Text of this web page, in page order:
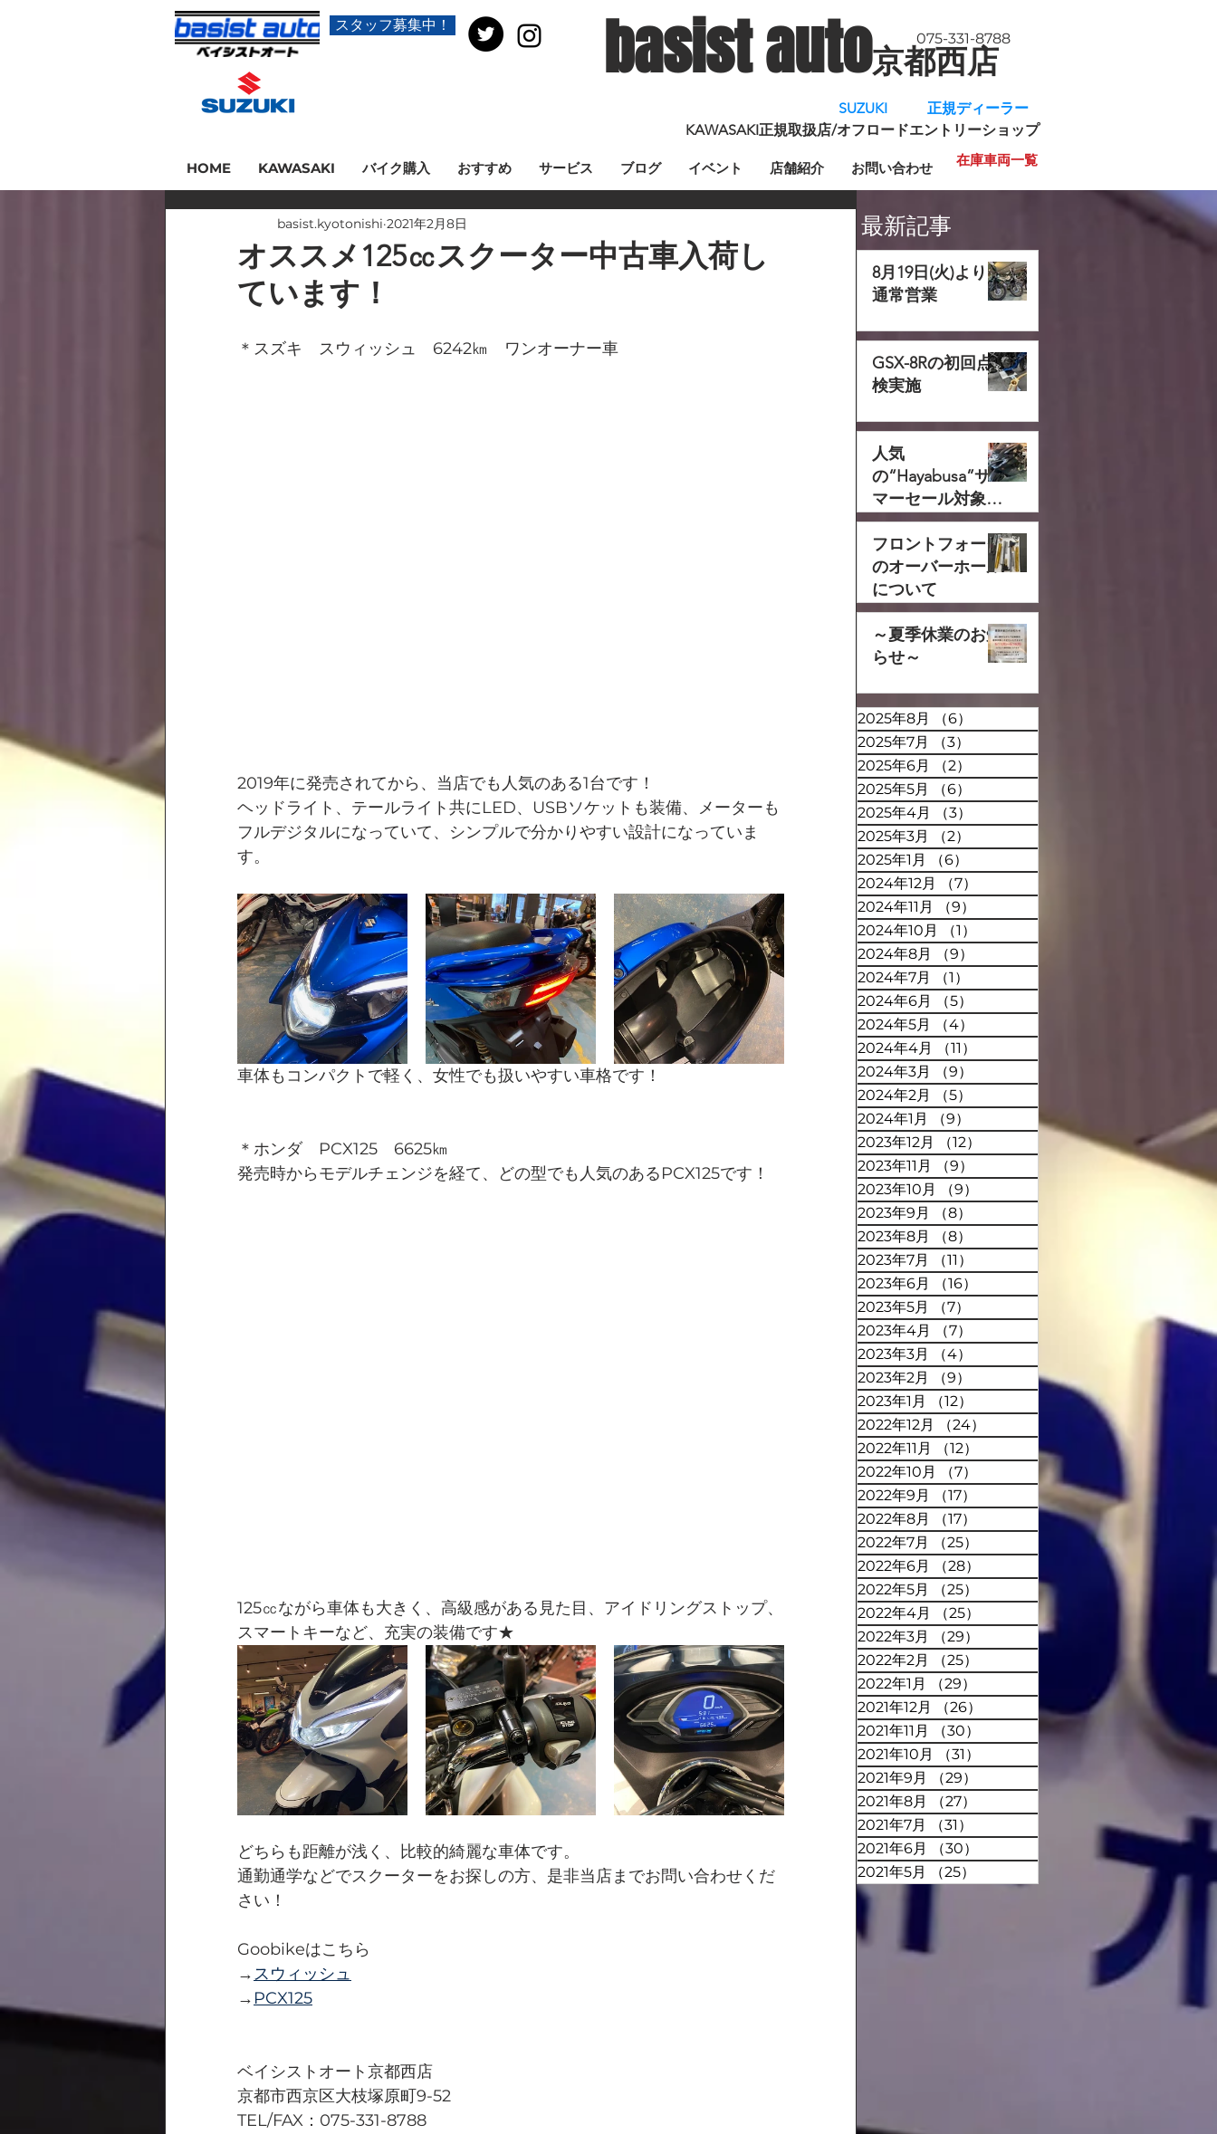
スタッフ募集中！ basist auto京都西店
075-331-8788
SUZUKI 正規ディーラー
KAWASAKI正規取扱店/オフロードエントリーショップ
HOME KAWASAKI バイク購入 おすすめ サービス ブログ イベント 店舗紹介 お問い合わせ 在庫車両一覧
最新記事
8月19日(火)より
通常営業
GSX-8Rの初回点
検実施
人気
の“Hayabusa”サ
マーセール対象で
す‼
フロントフォーク
のオーバーホール
について
～夏季休業のお知
らせ～
2025年8月 （6）
2025年7月
（3）
2025年6月
（2）
2025年5月
（6）
2025年4月
（3）
2025年3月
（2）
2025年1月
（6）
2024年12月
（7）
2024年11月
（9）
2024年10月
（1）
2024年8月
（9）
2024年7月
（1）
2024年6月
（5）
2024年5月
（4）
2024年4月
（11）
2024年3月
（9）
2024年2月
（5）
2024年1月
（9）
2023年12月
（12）
2023年11月
（9）
2023年10月
（9）
2023年9月
（8）
2023年8月
（8）
2023年7月
（11）
2023年6月
（16）
2023年5月
（7）
2023年4月
（7）
2023年3月
（4）
2023年2月
（9）
2023年1月
（12）
2022年12月
（24）
2022年11月
（12）
12件の記事
2022年10月
（7）
7件の記事
2022年9月
（17）
17件の記事
2022年8月
（17）
17件の記事
2022年7月
（25）
2022年6月
（28）
2022年5月
（25）
25件の記事
2022年4月
（25）
25件の記事
2022年3月
（29）
29件の記事
2022年2月
（25）
2022年1月
（29）
2021年12月
（26）
26件の記事
2021年11月
（30）
30件の記事
2021年10月
（31）
2021年9月
（29）
2021年8月
（27）
2021年7月
（31）
2021年6月
（30）
2021年5月
（25）
オススメ125㏄スクーター中古車入荷し
ています！
basist.kyotonishi 2021年2月8日
＊スズキ　スウィッシュ　6242㎞　ワンオーナー車
2019年に発売されてから、当店でも人気のある1台です！
ヘッドライト、テールライト共にLED、USBソケットも装備、メーターも
フルデジタルになっていて、シンプルで分かりやすい設計になっていま
す。
車体もコンパクトで軽く、女性でも扱いやすい車格です！
＊ホンダ　PCX125　6625㎞
発売時からモデルチェンジを経て、どの型でも人気のあるPCX125です！
125㏄ながら車体も大きく、高級感がある見た目、アイドリングストップ、
スマートキーなど、充実の装備です★
どちらも距離が浅く、比較的綺麗な車体です。
通勤通学などでスクーターをお探しの方、是非当店までお問い合わせくだ
さい！
Goobikeはこちら
→スウィッシュ
→ PCX125
ベイシストオート京都西店
京都市西京区大枝塚原町9-52
TEL/FAX：075-331-8788